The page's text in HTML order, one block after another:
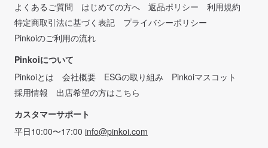
よくあるご質問
はじめての方へ 返品ポリシー
利用規約
特定商取引法に基づく表記
プライバシーポリシー
Pinkoiのご利用の流れ
Pinkoiについて
Pinkoiとは
会社概要 ESGの取り組み
Pinkoiマスコット
採用情報
出店希望の方はこちら
カスタマーサポート
平日10:00〜17:00 info@pinkoi.com